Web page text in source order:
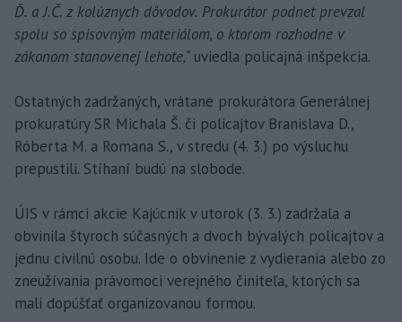
Ď. a J.Č. z kolúznych dôvodov. Prokurátor podnet prevzal
spolu so spisovným materiálom, o ktorom rozhodne v
zákonom stanovenej lehote,“ uviedla policajná inšpekcia.
Ostatných zadržaných, vrátane prokurátora Generálnej
prokuratúry SR Michala Š. či policajtov Branislava D.,
Róberta M. a Romana S., v stredu (4. 3.) po výsluchu
prepustili. Stíhaní budú na slobode.
ÚIS v rámci akcie Kajúcnik v utorok (3. 3.) zadržala a
obvinila štyroch súčasných a dvoch bývalých policajtov a
jednu civilnú osobu. Ide o obvinenie z vydierania alebo zo
zneužívania právomoci verejného činiteľa, ktorých sa
mali dopúšťať organizovanou formou.